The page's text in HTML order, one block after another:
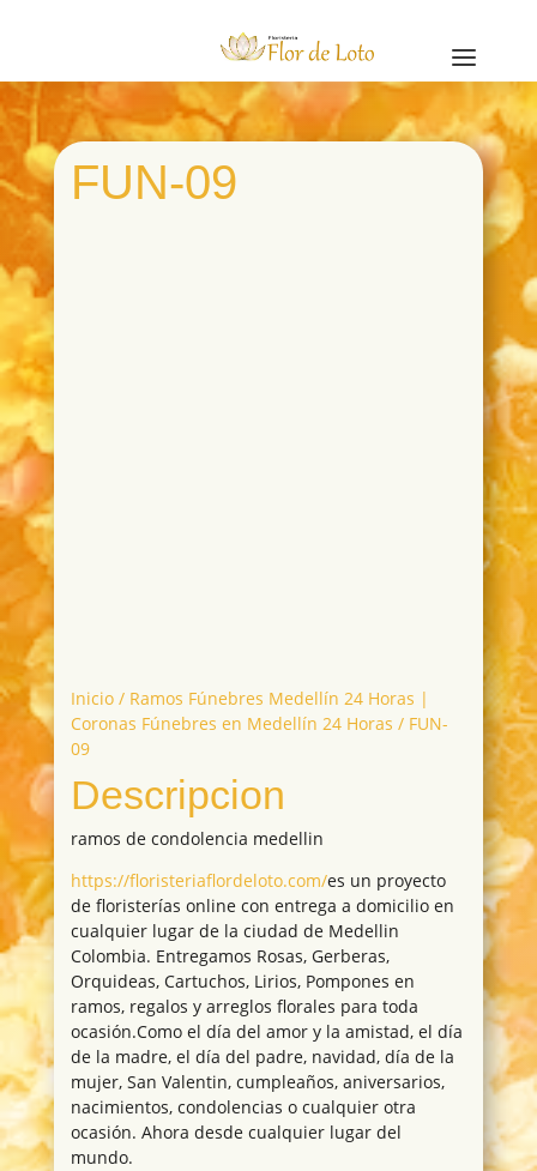
a
FUN-09
Inicio/ Ramos Fúnebres Medellín 24 Horas |
Coronas Fúnebres en Medellín 24 Horas / FUN-
09
Descripcion
ramos de condolencia medellin
https://floristeriaflordeloto.com/es un proyecto
de floristerías online con entrega a domicilio en
cualquier lugar de la ciudad de Medellin
Colombia. Entregamos Rosas, Gerberas,
Orquideas, Cartuchos, Lirios, Pompones en
ramos, regalos y arreglos florales para toda
ocasión.Como el día del amor y la amistad, el día
de la madre, el día del padre, navidad, día de la
mujer, San Valentin, cumpleaños, aniversarios,
nacimientos, condolencias o cualquier otra
ocasión. Ahora desde cualquier lugar del
mundo.